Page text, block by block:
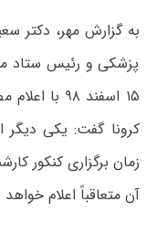
به گزارش مهر، دکتر
پزشکی و رئیس ستاد
۱۵ اسفند
کرونا گفت: یکی دیگر
زمان برگزاری کنکور
آن متعاقباً اعلام